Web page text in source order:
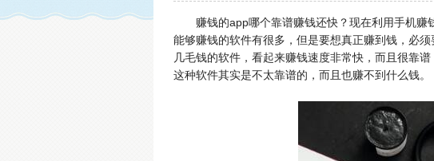
赚钱的app哪个靠谱赚钱还快？现在利用手机
能够赚钱的软件有很多，但是要想真正赚到钱，必
几毛钱的软件，看起来赚钱速度非常快，而且很靠
这种软件其实是不太靠谱的，而且也赚不到什么钱。